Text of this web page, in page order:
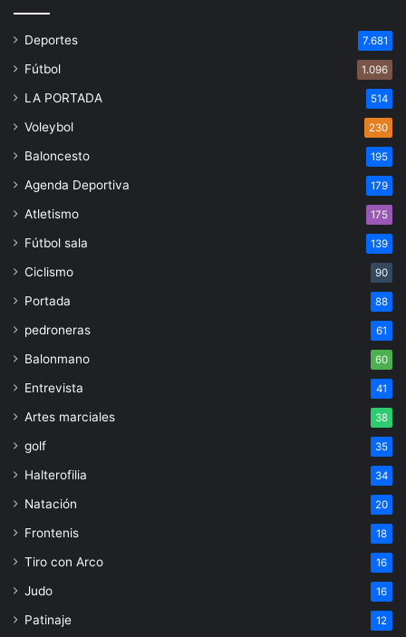
Deportes 7.681
Fútbol 1.096
LA PORTADA 514
Voleybol 230
Baloncesto 195
Agenda Deportiva 179
Atletismo 175
Fútbol sala 139
Ciclismo 90
Portada 88
pedroneras 61
Balonmano 60
Entrevista 41
Artes marciales 38
golf 35
Halterofilia 34
Natación 20
Frontenis 18
Tiro con Arco 16
Judo 16
Patinaje 12